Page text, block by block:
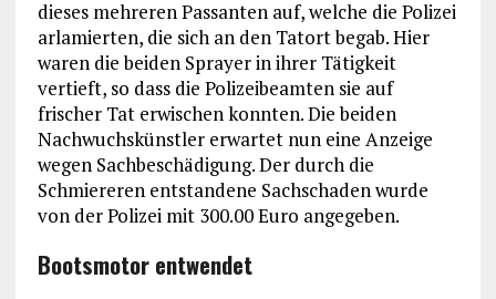
dieses mehreren Passanten auf, welche die Polizei
arlamierten, die sich an den Tatort begab. Hier
waren die beiden Sprayer in ihrer Tätigkeit
vertieft, so dass die Polizeibeamten sie auf
frischer Tat erwischen konnten. Die beiden
Nachwuchskünstler erwartet nun eine Anzeige
wegen Sachbeschädigung. Der durch die
Schmiereren entstandene Sachschaden wurde
von der Polizei mit 300.00 Euro angegeben.
Bootsmotor entwendet